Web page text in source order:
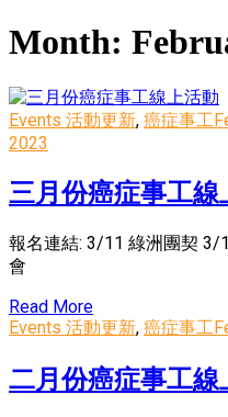
Month:
Events 活動更新, 癌症事工
2023
三月份癌症事工線
報名連結: 3/11 綠洲團契 3/
會
Read More
Events 活動更新, 癌症事工
二月份癌症事工線